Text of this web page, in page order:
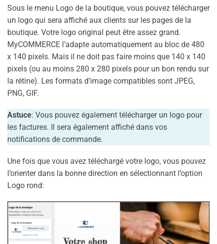
Sous le menu Logo de la boutique, vous pouvez télécharger
un logo qui sera affiché aux clients sur les pages de la
boutique. Votre logo original peut être assez grand.
MyCOMMERCE l’adapte automatiquement au bloc de 480
x 140 pixels. Mais il ne doit pas faire moins que 140 x 140
pixels (ou au moins 280 x 280 pixels pour un bon rendu sur
la rétine). Les formats d’image compatibles sont JPEG,
PNG, GIF.
Astuce: Vous pouvez également télécharger un logo pour
les factures. Il sera également affiché dans vos
notifications de commande.
Une fois que vous avez téléchargé votre logo, vous pouvez
l’orienter dans la bonne direction en sélectionnant l’option
Logo rond: